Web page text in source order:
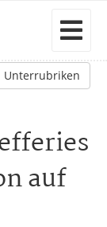
Unterrubriken
auf